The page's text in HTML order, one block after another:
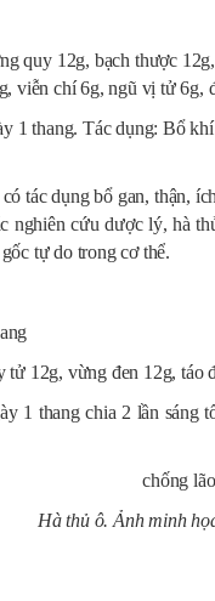
quy 12g, bạch thược
viễn chí 6g, ngũ vị tử 6g,
1 thang. Tác dụng: Bổ
tác dụng bổ gan, thận,
nghiên cứu dược lý, hà
tự do trong cơ thể.
tử 12g, vừng đen 12g, táo
1 thang chia 2 lần
Hà thủ ô. Ảnh minh